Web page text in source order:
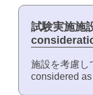
試験実施施
施設を考慮し
considered